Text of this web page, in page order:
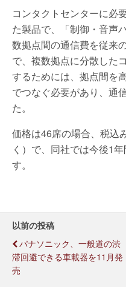
コンタクトセンターに必
た製品で、「制御・音声
数拠点間の通信費を従来
で、複数拠点に分散した
するためには、拠点間を
でつなぐ必要があり、通
た。
価格は46席の場合、税込
く）で、同社では今後1
す。
以前の投稿
パナソニック、一般道の渋
滞回避できる車載器を11月発
売